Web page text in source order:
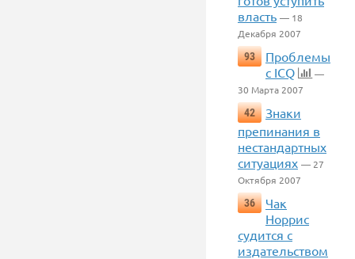
власть — 18
Декабря 2007
93
Проблемы
с ICQ
—
30 Марта 2007
42
Знаки
препинания в
нестандартных
ситуациях — 27
Октября 2007
36
Чак
Норрис
судится с
издательством